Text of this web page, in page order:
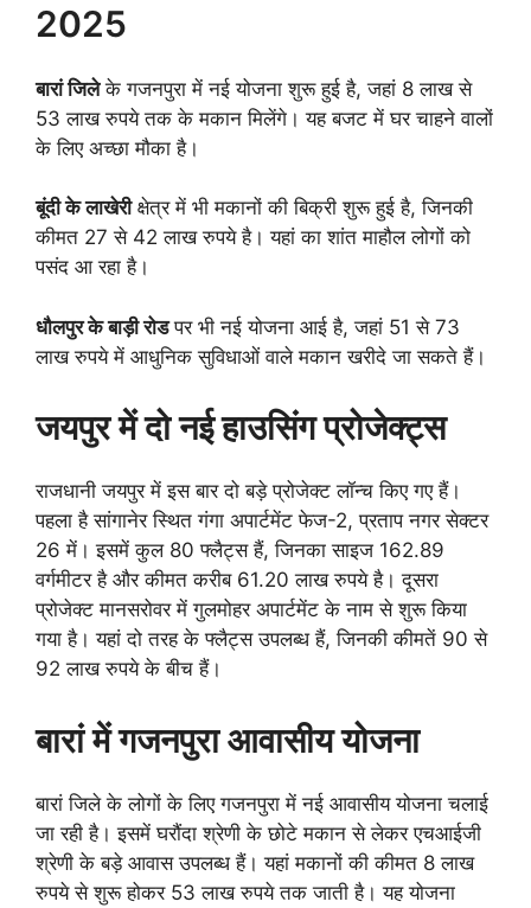
2025
बारां जिलेके गजनपुरा में नई योजना शुरू हुई है, जहां 8 लाख से
53 लाख रुपये तक के मकान मिलेंगे। यह बजट में घर चाहने वालों
के लिए अच्छा मौका है।
बूंदी के लाखेरीक्षेत्र में भी मकानों की बिक्री शुरू हुई है, जिनकी
कीमत 27 से 42 लाख रुपये है। यहां का शांत माहौल लोगों को
पसंद आ रहा है।
धौलपुर के बाड़ी रोडपर भी नई योजना आई है, जहां 51 से 73
लाख रुपये में आधुनिक सुविधाओं वाले मकान खरीदे जा सकते हैं।
जयपुर में दो नई हाउसिंग प्रोजेक्ट्स
राजधानी जयपुर में इस बार दो बड़े प्रोजेक्ट लॉन्च किए गए हैं।
पहला है सांगानेर स्थित गंगा अपार्टमेंट फेज-2, प्रताप नगर सेक्टर
26 में। इसमें कुल 80 फ्लैट्स हैं, जिनका साइज 162.89
वर्गमीटर है और कीमत करीब 61.20 लाख रुपये है। दूसरा
प्रोजेक्ट मानसरोवर में गुलमोहर अपार्टमेंट के नाम से शुरू किया
गया है। यहां दो तरह के फ्लैट्स उपलब्ध हैं, जिनकी कीमतें 90 से
92 लाख रुपये के बीच हैं।
बारां में गजनपुरा आवासीय योजना
बारां जिले के लोगों के लिए गजनपुरा में नई आवासीय योजना चलाई
जा रही है। इसमें घरौंदा श्रेणी के छोटे मकान से लेकर एचआईजी
श्रेणी के बड़े आवास उपलब्ध हैं। यहां मकानों की कीमत 8 लाख
रुपये से शुरू होकर 53 लाख रुपये तक जाती है। यह योजना